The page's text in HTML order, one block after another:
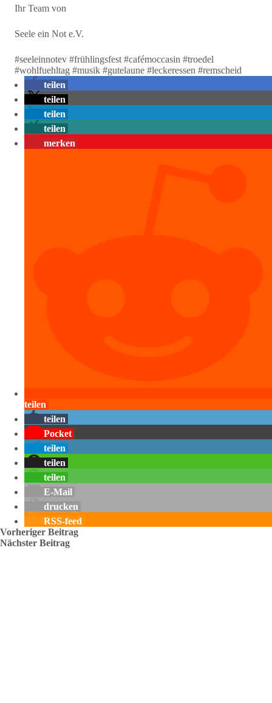
Ihr Team von
Seele ein Not e.V.
#seeleinnotev #frühlingsfest #cafémoccasin #troedel
#wohlfuehltag #musik #gutelaune #leckeressen #remscheid
teilen
teilen
teilen
teilen
merken
teilen
teilen
Pocket
teilen
teilen
teilen
E-Mail
drucken
RSS-feed
Vorheriger Beitrag
Nächster Beitrag